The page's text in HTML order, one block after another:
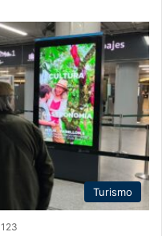
Turismo
123